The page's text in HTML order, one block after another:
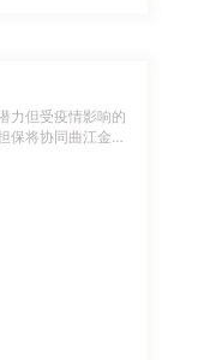
力但受疫情影响的
保将协同曲江金控
权、债权等多重
综合成本不超过6%
难，减轻疫情对企
经营主体征信状况
西安市； 4.其他相